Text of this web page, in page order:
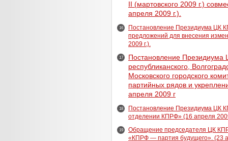
II (мартовского 2009 г.)
апреля 2009 г.).
16
Постановление Президиума ЦК
предложений для внесения
2009 г.).
17
Постановление Президиума
республиканского,
Московского городского
партийных рядов и
апреля 2009 г
18
Постановление Президиума ЦК
отделении КПРФ» (16 апреля
19
Обращение председателя ЦК
«КПРФ — партия будущего». (23